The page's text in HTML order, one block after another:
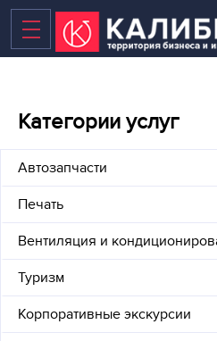
БИЗНЕС-ЦЕНТР
ТЕХНОПАРК
КОВОРКИНГ
НОВЫЕ ПЛОЩАДИ В
Категории услуг
Автозапчасти
Печать
Вентиляция и
Туризм
Корпоративные экскурсии